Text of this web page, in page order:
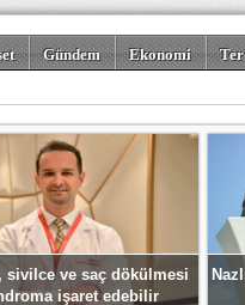
Gündem Ekonomi
sivilce ve saç dökülmesi
işaret edebilir